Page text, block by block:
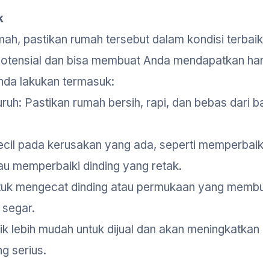
pastikan rumah tersebut dalam kondisi
dan bisa membuat Anda mendapatkan
lakukan termasuk:
Pastikan rumah bersih, rapi, dan bebas dari
pada kerusakan yang ada, seperti
memperbaiki dinding yang retak.
mengecat dinding atau permukaan yang
lebih mudah untuk dijual dan akan meningkatkan
serius.